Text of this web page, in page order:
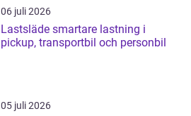
06 juli 2026
Lastsläde smartare lastning i
pickup, transportbil och personbil
05 juli 2026